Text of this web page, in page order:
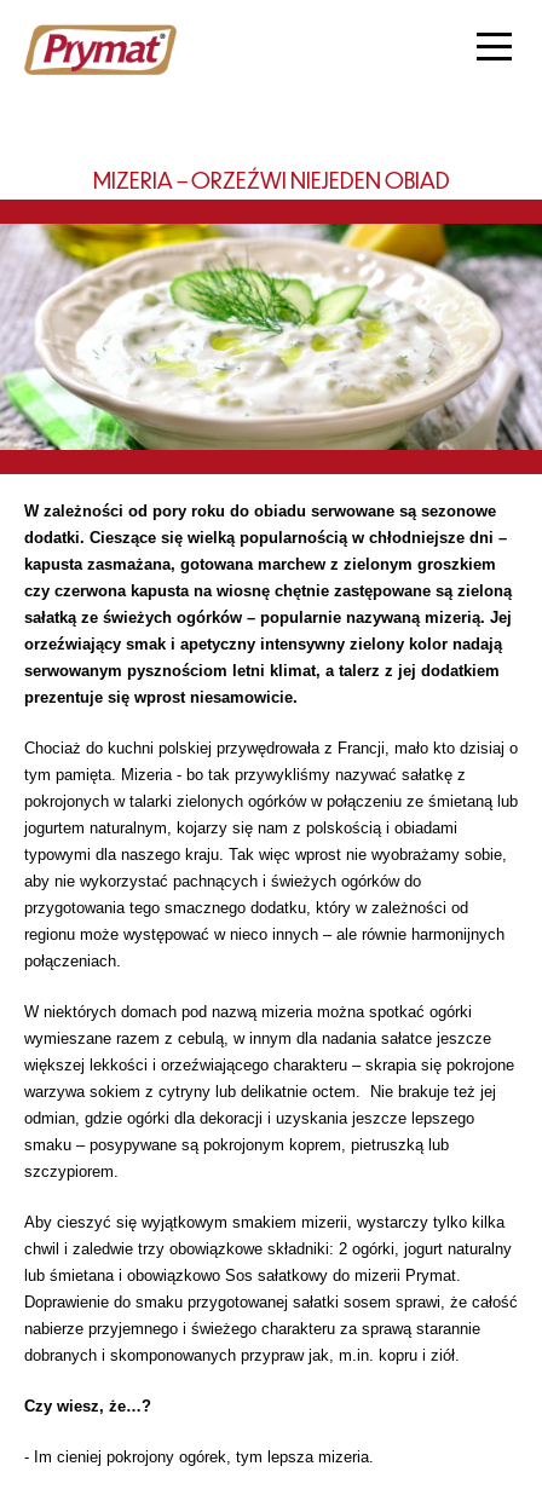
MIZERIA – ORZEŹWI NIEJEDEN OBIAD
W zależności od pory roku do obiadu serwowane są sezonowe
dodatki. Cieszące się wielką popularnością w chłodniejsze dni –
kapusta zasmażana, gotowana marchew z zielonym groszkiem
czy czerwona kapusta na wiosnę chętnie zastępowane są zieloną
sałatką ze świeżych ogórków – popularnie nazywaną mizerią. Jej
orzeźwiający smak i apetyczny intensywny zielony kolor nadają
serwowanym pysznościom letni klimat, a talerz z jej dodatkiem
prezentuje się wprost niesamowicie.
Chociaż do kuchni polskiej przywędrowała z Francji, mało kto dzisiaj o
tym pamięta. Mizeria - bo tak przywykliśmy nazywać sałatkę z
pokrojonych w talarki zielonych ogórków w połączeniu ze śmietaną lub
jogurtem naturalnym, kojarzy się nam z polskością i obiadami
typowymi dla naszego kraju. Tak więc wprost nie wyobrażamy sobie,
aby nie wykorzystać pachnących i świeżych ogórków do
przygotowania tego smacznego dodatku, który w zależności od
regionu może występować w nieco innych – ale równie harmonijnych
połączeniach.
W niektórych domach pod nazwą mizeria można spotkać ogórki
wymieszane razem z cebulą, w innym dla nadania sałatce jeszcze
większej lekkości i orzeźwiającego charakteru – skrapia się pokrojone
warzywa sokiem z cytryny lub delikatnie octem. Nie brakuje też jej
odmian, gdzie ogórki dla dekoracji i uzyskania jeszcze lepszego
smaku – posypywane są pokrojonym koprem, pietruszką lub
szczypiorem.
Aby cieszyć się wyjątkowym smakiem mizerii, wystarczy tylko kilka
chwil i zaledwie trzy obowiązkowe składniki: 2 ogórki, jogurt naturalny
lub śmietana i obowiązkowo Sos sałatkowy do mizerii Prymat.
Doprawienie do smaku przygotowanej sałatki sosem sprawi, że całość
nabierze przyjemnego i świeżego charakteru za sprawą starannie
dobranych i skomponowanych przypraw jak, m.in. kopru i ziół.
Czy wiesz, że…?
- Im cieniej pokrojony ogórek, tym lepsza mizeria.